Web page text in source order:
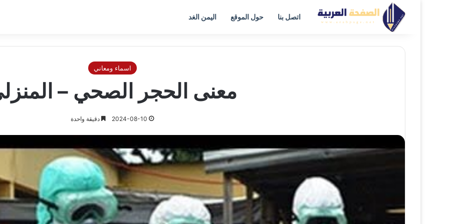
اتصل بنا حول الموقع اليمن الغد
اسماء ومعاني
معنى الحجر الصحي –
2024-08-10 دقيقة واحدة